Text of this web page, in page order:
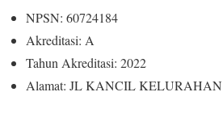
NPSN: 60724184
Akreditasi: A
Tahun Akreditasi: 2022
Alamat: JL KANCIL